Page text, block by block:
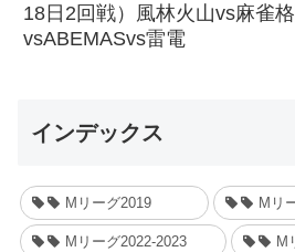
18日2回戦）風林火山vs麻雀
vsABEMASvs雷電
インデックス
Mリーグ2019 Mリ
Mリーグ2022-2023 M